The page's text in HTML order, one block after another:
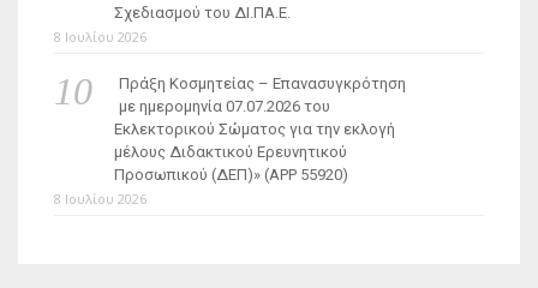
Σχεδιασμού του ΔΙ.ΠΑ.Ε.
8 Ιουλίου 2026
Πράξη Κοσμητείας – Επανασυγκρότηση
με ημερομηνία 07.07.2026 του
Εκλεκτορικού Σώματος για την εκλογή
μέλους Διδακτικού Ερευνητικού
Προσωπικού (ΔΕΠ)» (APP 55920)
8 Ιουλίου 2026